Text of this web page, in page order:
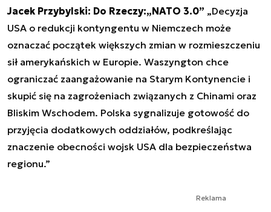
Jacek Przybylski: Do Rzeczy:„NATO 3.0” „Decyzja
USA o redukcji kontyngentu w Niemczech może
oznaczać początek większych zmian w rozmieszczeniu
sił amerykańskich w Europie. Waszyngton chce
ograniczać zaangażowanie na Starym Kontynencie i
skupić się na zagrożeniach związanych z Chinami oraz
Bliskim Wschodem. Polska sygnalizuje gotowość do
przyjęcia dodatkowych oddziałów, podkreślając
znaczenie obecności wojsk USA dla bezpieczeństwa
regionu.”
Reklama